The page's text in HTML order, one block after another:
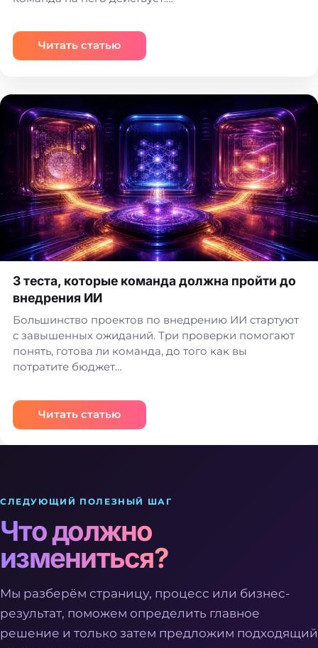
Читать статью
3 теста, которые команда должна пройти до
внедрения ИИ
Большинство проектов по внедрению ИИ стартуют
с завышенных ожиданий. Три проверки помогают
понять, готова ли команда, до того как вы
потратите бюджет…
Читать статью
СЛЕДУЮЩИЙ ПОЛЕЗНЫЙ ШАГ
Что должно
измениться?
Мы разберём страницу, процесс или бизнес-
результат, поможем определить главное
решение и только затем предложим подходящий